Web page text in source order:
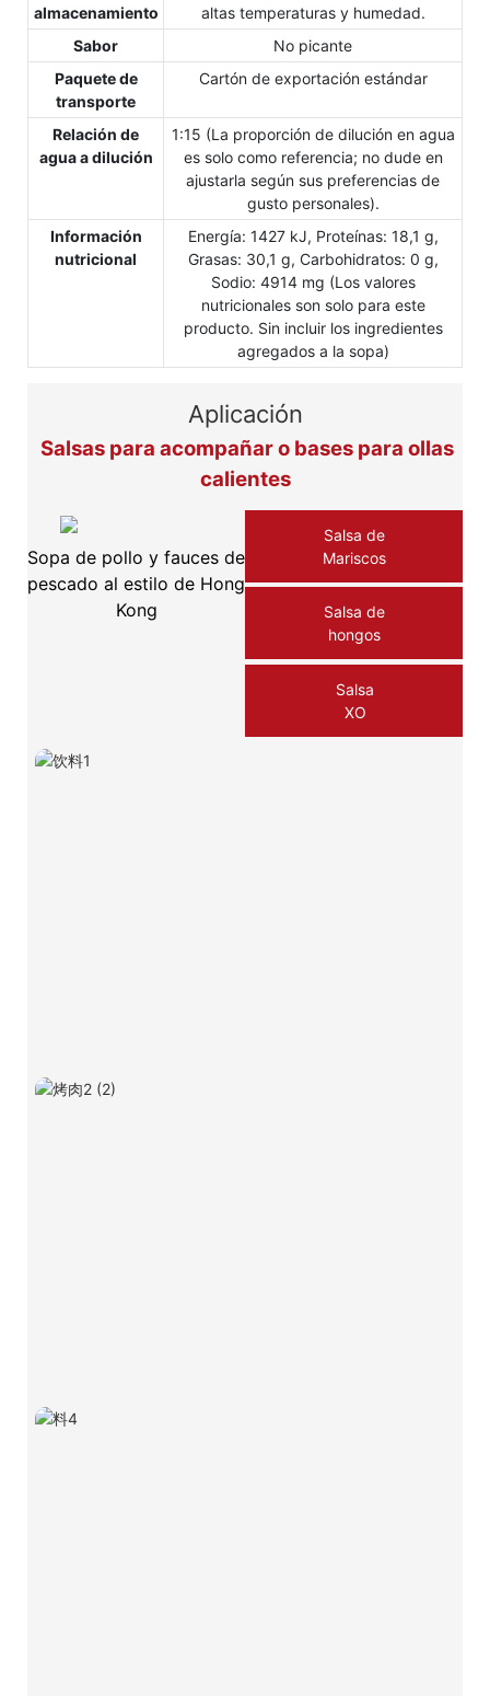
almacenamiento
altas temperaturas y humedad.
Sabor
No picante
Paquete de
transporte
Cartón de exportación estándar
Relación de
agua a dilución
1:15 (La proporción de dilución en agua
es solo como referencia; no dude en
ajustarla según sus preferencias de
gusto personales).
Información
nutricional
Energía: 1427 kJ, Proteínas: 18,1 g,
Grasas: 30,1 g, Carbohidratos: 0 g,
Sodio: 4914 mg (Los valores
nutricionales son solo para este
producto. Sin incluir los ingredientes
agregados a la sopa)
Aplicación
Salsas para acompañar o bases para ollas
calientes
Sopa de pollo y fauces de
pescado al estilo de Hong
Kong
Salsa de
Mariscos
Salsa de
hongos
Salsa
XO